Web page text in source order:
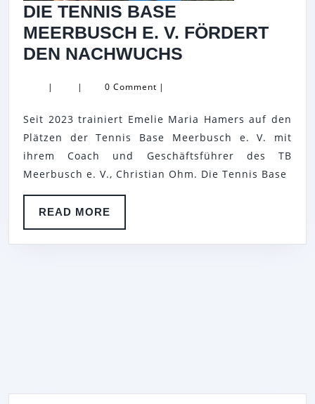
DIE TENNIS BASE
MEERBUSCH E. V. FÖRDERT
DEN NACHWUCHS
MEERBUSCH
E.
V.
FÖRDERT
| | 0 Comment |
Seit 2023 trainiert Emelie Maria Hamers auf den
Plätzen der Tennis Base Meerbusch e. V. mit
ihrem Coach und Geschäftsführer des TB
Meerbusch e. V., Christian Ohm. Die Tennis Base
READ MORE
MORE